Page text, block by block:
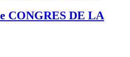
CONGRES DE LA